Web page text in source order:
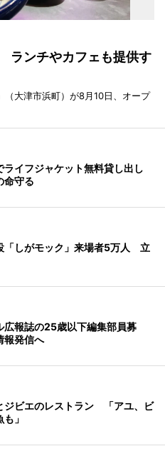
ランチやカフェも提供す
（大津市浜町）が8月10日、オープ
ライフジャケット無料貸し出し
命守る
「しがモック」来場者5万人 立
広報誌の25歳以下編集部員募
発信へ
ジビエのレストラン 「アユ、ビ
」